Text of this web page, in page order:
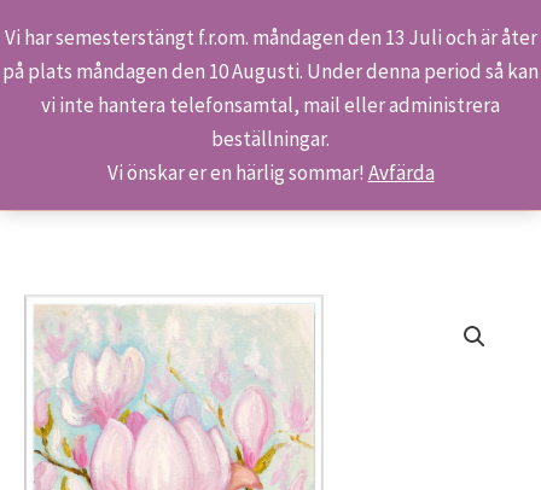
Vi har semesterstängt f.r.om. måndagen den 13 Juli och är åter
på plats måndagen den 10 Augusti. Under denna period så kan
vi inte hantera telefonsamtal, mail eller administrera
beställningar.
Vi önskar er en härlig sommar! Avfärda
Hoppa
Sök
Hem Butiken Produkter S 106/21 – Magnolior